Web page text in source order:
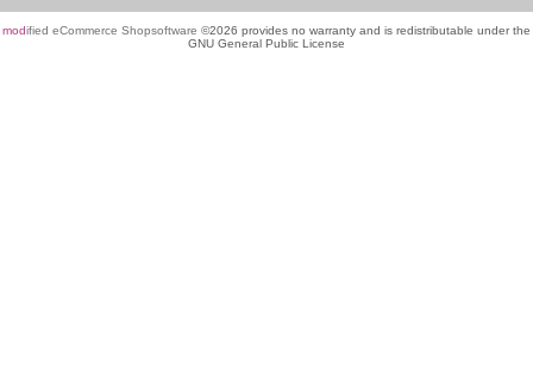
modified eCommerce Shopsoftware ©2026 provides no warranty and is redistributable under the
GNU General Public License